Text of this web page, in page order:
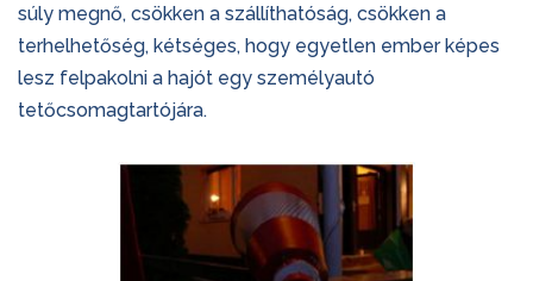
súly megnő, csökken a szállíthatóság, csökken a
terhelhetőség, kétséges, hogy egyetlen ember képes
lesz felpakolni a hajót egy személyautó
tetőcsomagtartójára.